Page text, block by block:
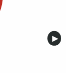
▶︎